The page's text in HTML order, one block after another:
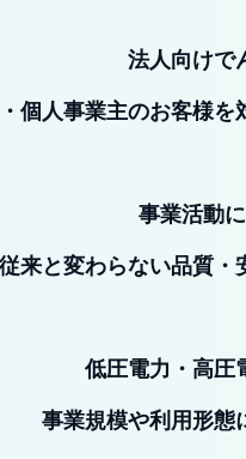
法人向けで
個人事業主のお客様を
事業活動
従来と変わらない品質・
低圧電力・高圧
事業規模や利用形態